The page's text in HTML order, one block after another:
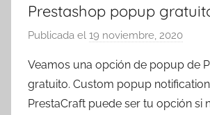
Prestashop popup
Publicada el 19 noviembre, 2020
r
T
r
Veamos una opción de popup de
gratuito. Custom popup
PrestaCraft puede ser tu opción si